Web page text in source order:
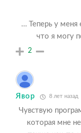
… Теперь у меня
что я могу
2
Явор 8 лет назад
Чувствую
которая мне